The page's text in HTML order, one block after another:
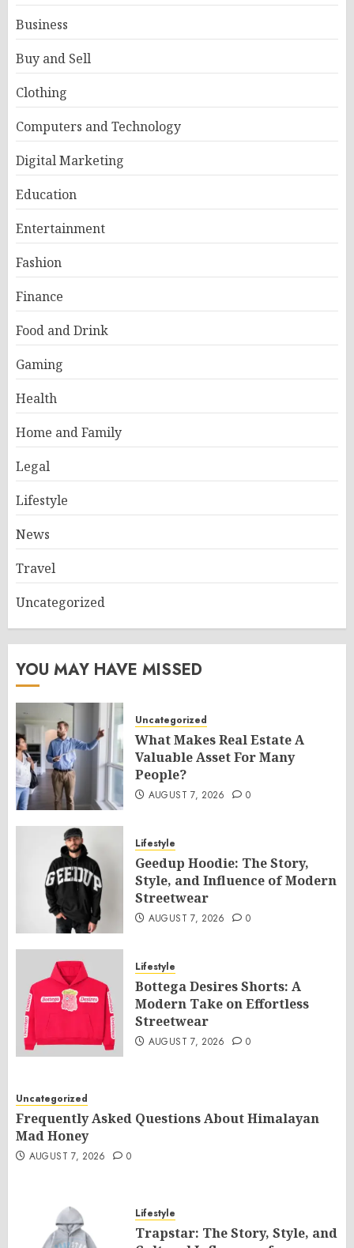
Business
Buy and Sell
Clothing
Computers and Technology
Digital Marketing
Education
Entertainment
Fashion
Finance
Food and Drink
Gaming
Health
Home and Family
Legal
Lifestyle
News
Travel
Uncategorized
YOU MAY HAVE MISSED
Uncategorized
What Makes Real Estate A
Valuable Asset For Many
People?
AUGUST 7, 2026 0
Lifestyle
Geedup Hoodie: The Story,
Style, and Influence of Modern
Streetwear
AUGUST 7, 2026 0
Lifestyle
Bottega Desires Shorts: A
Modern Take on Effortless
Streetwear
AUGUST 7, 2026 0
Uncategorized
Frequently Asked Questions About Himalayan
Mad Honey
AUGUST 7, 2026 0
Lifestyle
Trapstar: The Story, Style, and